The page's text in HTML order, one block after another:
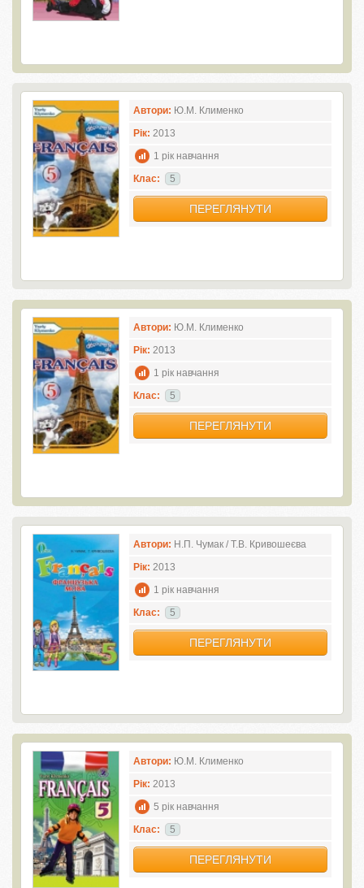
Автори: Ю.М. Клименко
Рік: 2013
1 рік навчання
Клас:
5
ПЕРЕГЛЯНУТИ
Автори: Ю.М. Клименко
Рік: 2013
1 рік навчання
Клас:
5
ПЕРЕГЛЯНУТИ
Автори: Н.П. Чумак / Т.В. Кривошеєва
Рік: 2013
1 рік навчання
Клас:
5
ПЕРЕГЛЯНУТИ
Автори: Ю.М. Клименко
Рік: 2013
5 рік навчання
Клас:
5
ПЕРЕГЛЯНУТИ